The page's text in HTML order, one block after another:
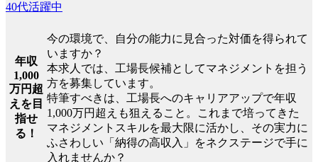
40代活躍中
年収
1,000
万円超
えを目
指せ
る！
今の環境で、自分の能力に見合った対価を得られて
いますか？
本求人では、工場長候補としてマネジメントを担う
方を募集しています。
特筆すべきは、工場長へのキャリアアップで年収
1,000万円超えも狙えること。これまで培ってきた
マネジメントスキルを最大限に活かし、その実力に
ふさわしい「納得の高収入」をネクステージで手に
入れませんか？